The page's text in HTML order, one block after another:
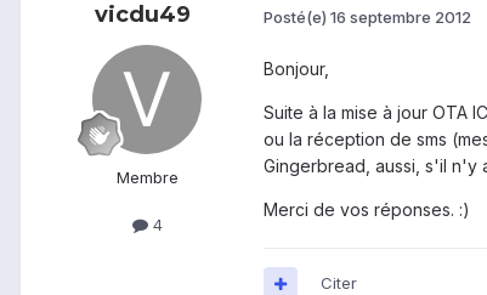
vicdu49
Membre
4
Posté(e) 16 septembre 2012
Bonjour,
Suite à la mise à jour OTA
ou la réception de sms
Gingerbread, aussi, s'il n'y
Merci de vos réponses. :)
Citer